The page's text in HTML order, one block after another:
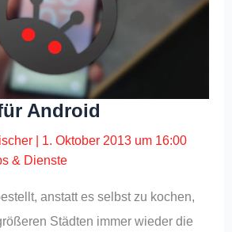
Android
1. Oktober 2013 um 16:00
& Dienste
anstatt es selbst zu kochen,
Städten immer wieder die